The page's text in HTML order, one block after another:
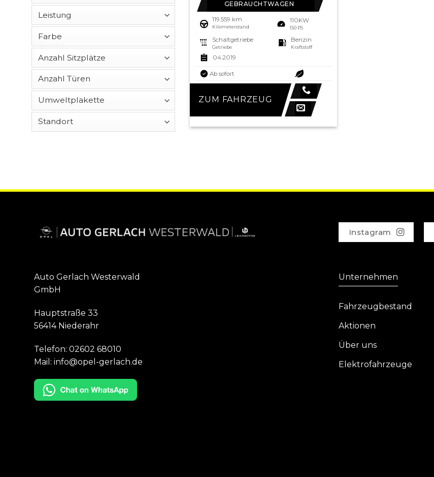
GEBRAUCHTWAGEN
119.559 km
Kilometerstand
110KW
150 PS
Schaltgetriebe
Getriebe
Benzin
Kraftstoff
04.2019
Ab sofort
ZUM FAHRZEUG
Instagram
Auto Gerlach Westerwald
GmbH
Hauptstraße 33
56414 Niederahr
Telefon:02602 68010
Mail: info@opel-gerlach.de
Unternehmen
Fahrzeugbestand
Aktionen
Über uns
Elektrofahrzeuge